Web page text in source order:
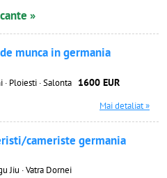
»
munca in germania
· Ploiesti · Salonta 1600 EUR
Mai detaliat »
cameriste germania
Jiu · Vatra Dornei